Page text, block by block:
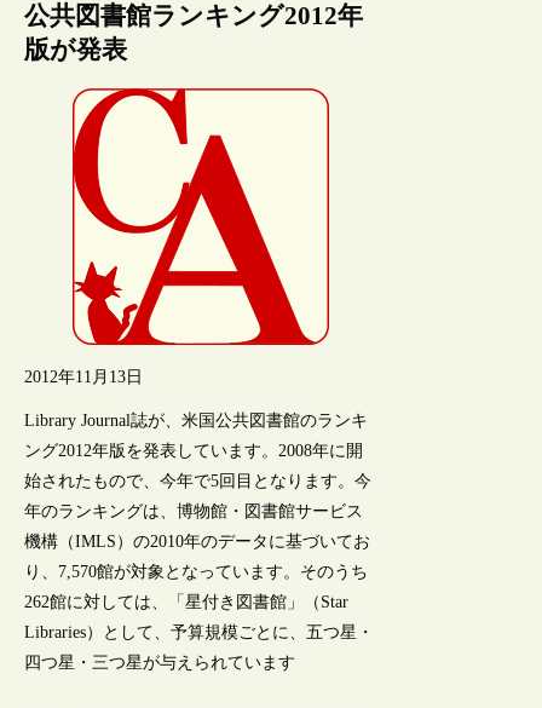
公共図書館ランキング2012年
版が発表
2012年11月13日
Library Journal誌が、米国公共図書館のランキ
ング2012年版を発表しています。2008年に開
始されたもので、今年で5回目となります。今
年のランキングは、博物館・図書館サービス
機構（IMLS）の2010年のデータに基づいてお
り、7,570館が対象となっています。そのうち
262館に対しては、「星付き図書館」（Star
Libraries）として、予算規模ごとに、五つ星・
四つ星・三つ星が与えられています